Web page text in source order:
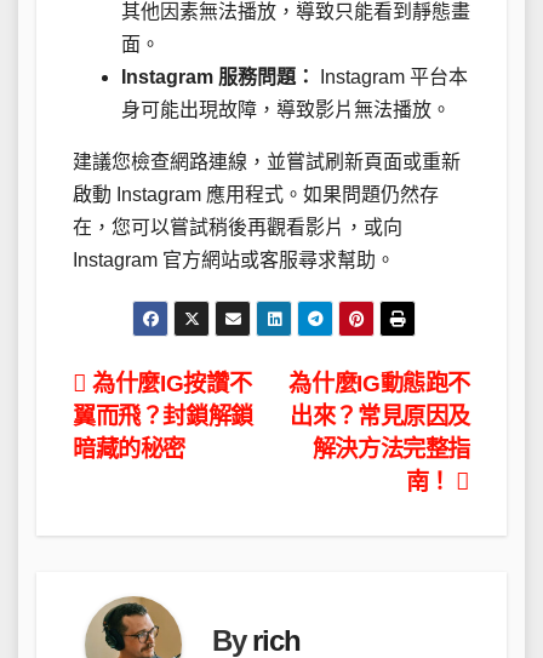
其他因素無法播放，導致只能看到靜態畫
面。
Instagram 服務問題：
Instagram 平台本
身可能出現故障，導致影片無法播放。
建議您檢查網路連線，並嘗試刷新頁面或重新
啟動 Instagram 應用程式。如果問題仍然存
在，您可以嘗試稍後再觀看影片，或向
Instagram 官方網站或客服尋求幫助。
文
章
覽
為什麼IG動態跑不
出來？常見原因及
解決方法完整指
南！
為什麼IG按讚不
翼而飛？封鎖解鎖
暗藏的秘密
Byrich